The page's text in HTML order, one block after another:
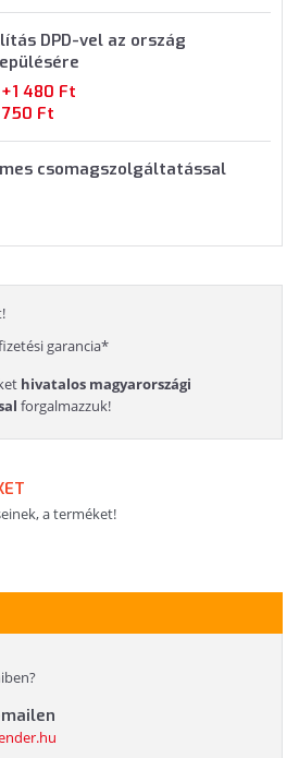
DPD-vel az ország
+1 480 Ft
750 Ft
csomagszolgáltatással
garancia*
hivatalos magyarországi
forgalmazzuk!
a terméket!